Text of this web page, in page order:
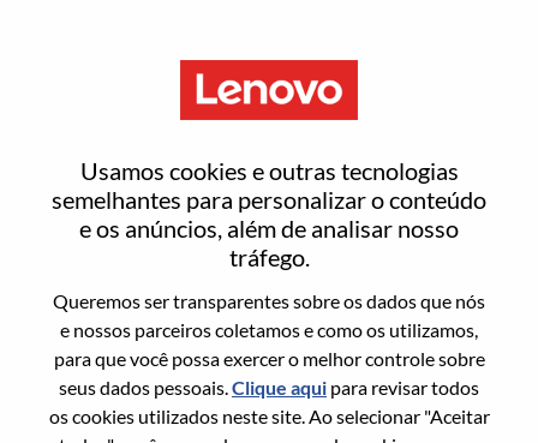
Usamos cookies e outras tecnologias
semelhantes para personalizar o conteúdo
e os anúncios, além de analisar nosso
tráfego.
Queremos ser transparentes sobre os dados que nós
e nossos parceiros coletamos e como os utilizamos,
para que você possa exercer o melhor controle sobre
seus dados pessoais.Clique aqui para revisar todos
os cookies utilizados neste site. Ao selecionar "Aceitar
Redefinir senha
Tem certeza que deseja redefinir sua
Enter the email address associated with your
account, then click "Continue".